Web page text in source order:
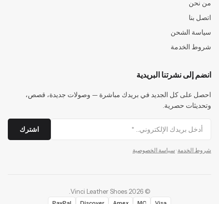
من نحن
اتصل بنا
سياسة الشحن
شروط الخدمة
انضم إلى نشرتنا البريدية
احصل على كل الجديد في بريدك مباشرة — وصولات جديدة، قصص،
وتحديثات حصرية.
اشترك
شروط الخدمة · سياسة الخصوصية
©
2026
Vinci Leather Shoes